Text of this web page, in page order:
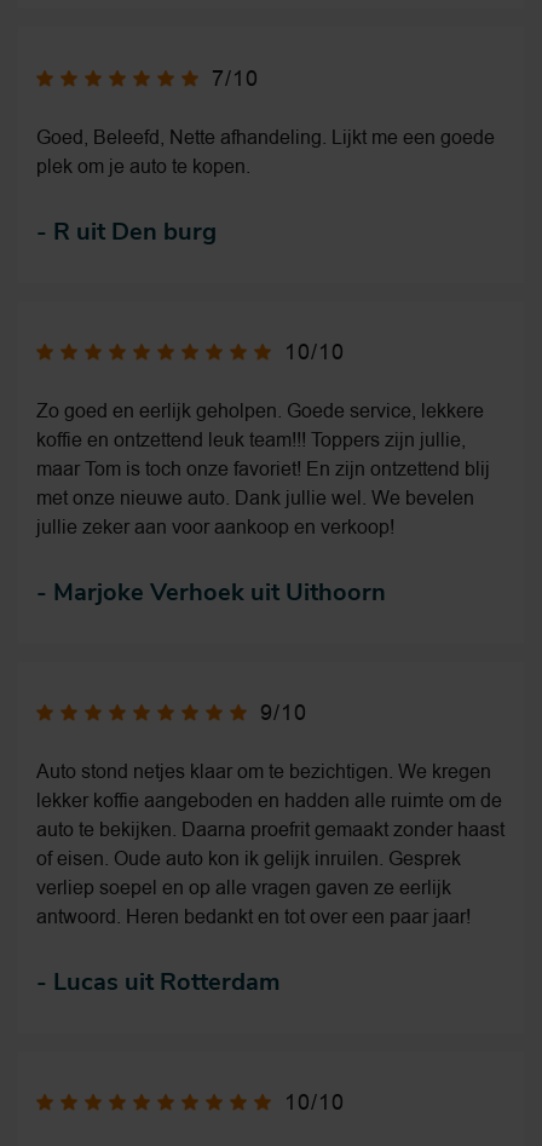
7/10
Goed, Beleefd, Nette afhandeling. Lijkt me een goede
plek om je auto te kopen.
- R uit Den burg
10/10
Zo goed en eerlijk geholpen. Goede service, lekkere
koffie en ontzettend leuk team!!! Toppers zijn jullie,
maar Tom is toch onze favoriet! En zijn ontzettend blij
met onze nieuwe auto. Dank jullie wel. We bevelen
jullie zeker aan voor aankoop en verkoop!
- Marjoke Verhoek uit Uithoorn
9/10
Auto stond netjes klaar om te bezichtigen. We kregen
lekker koffie aangeboden en hadden alle ruimte om de
auto te bekijken. Daarna proefrit gemaakt zonder haast
of eisen. Oude auto kon ik gelijk inruilen. Gesprek
verliep soepel en op alle vragen gaven ze eerlijk
antwoord. Heren bedankt en tot over een paar jaar!
- Lucas uit Rotterdam
10/10